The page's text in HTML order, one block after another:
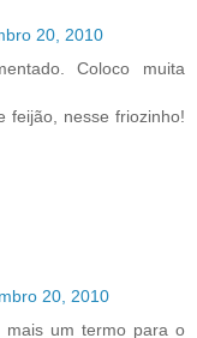
20, 2010
Coloco muita
feijão, nesse friozinho!
20, 2010
mais um termo para o